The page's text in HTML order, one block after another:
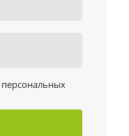
персональных